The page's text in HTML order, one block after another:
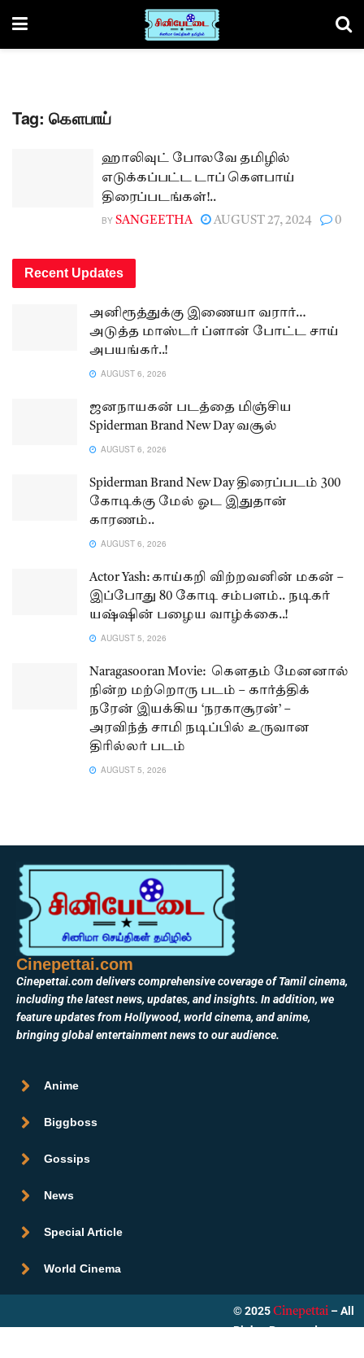
Tag: கௌபாய்
ஹாலிவுட் போலவே தமிழில்
எடுக்கப்பட்ட டாப் கௌபாய்
திரைப்படங்கள்!..
BY SANGEETHA AUGUST 27, 2024 0
Recent Updates
அனிரூத்துக்கு இணையா வரார்…
அடுத்த மாஸ்டர் ப்ளான் போட்ட சாய்
அபயங்கர்..!
AUGUST 6, 2026
ஜனநாயகன் படத்தை மிஞ்சிய
Spiderman Brand New Day வசூல்
AUGUST 6, 2026
Spiderman Brand New Day திரைப்படம் 300
கோடிக்கு மேல் ஓட இதுதான்
காரணம்..
AUGUST 6, 2026
Actor Yash: காய்கறி விற்றவனின் மகன் –
இப்போது 80 கோடி சம்பளம்.. நடிகர்
யஷ்ஷின் பழைய வாழ்க்கை..!
AUGUST 5, 2026
Naragasooran Movie: கௌதம் மேனனால்
நின்ற மற்றொரு படம் – கார்த்திக்
நரேன் இயக்கிய ‘நரகாசூரன்’ –
அரவிந்த் சாமி நடிப்பில் உருவான
திரில்லர் படம்
AUGUST 5, 2026
Cinepettai.com
Cinepettai.com delivers comprehensive coverage of Tamil cinema,
including the latest news, updates, and insights. In addition, we
feature updates from Hollywood, world cinema, and anime,
bringing global entertainment news to our audience.
Anime
Biggboss
Gossips
News
Special Article
World Cinema
© 2025 Cinepettai – All
Rights Reserved